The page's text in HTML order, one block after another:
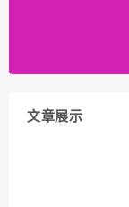
文章展示